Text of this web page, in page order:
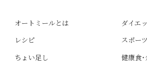
オートミールとは
レシピ
ちょい足し
ダイエ
スポーツ
健康食